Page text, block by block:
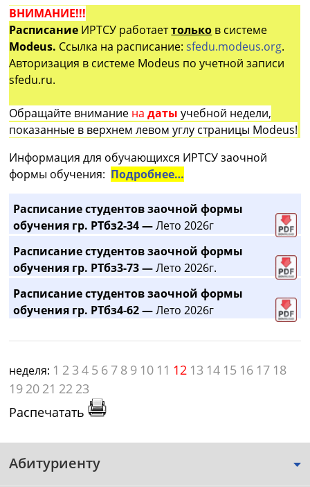
ВНИМАНИЕ!!!
Расписание ИРТСУ работаеттолько в системе
Modeus. Ссылка на расписание:sfedu.modeus.org.
Авторизация в системе Modeus по учетной записи
sfedu.ru.
Обращайте внимание на датыучебной недели,
показанные в верхнем левом углу страницы Modeus!
Информация для обучающихся ИРТСУ заочной
формы обучения: Подробнее…
Расписание студентов заочной формы
обучения гр. РТбз2-34 —Лето 2026г
Расписание студентов заочной формы
обучения гр. РТбз3-73 —Лето 2026г.
Расписание студентов заочной формы
обучения гр. РТбз4-62 —Лето 2026г
неделя: 1 2 3 4 5 6 7 8 9 10 11 12 13 14 15 16 17 18
19 20 21 22 23
Распечатать
Абитуриенту